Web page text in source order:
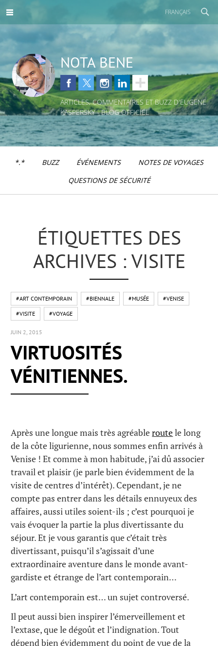
FRANÇAIS
NOTA BENE
ARTICLES, COMMENTAIRES ET BUZZ D'EUGENE
KASPERSKY - BLOG OFFICIEL
*.* BUZZ ÉVÉNEMENTS
NOTES DE VOYAGES
QUESTIONS DE SÉCURITÉ
ÉTIQUETTES DES
ARCHIVES : VISITE
#ART CONTEMPORAIN #BIENNALE #MUSÉE #VENISE
#VISITE #VOYAGE
JUIN 2, 2015
VIRTUOSITÉS
VÉNITIENNES.
Après une longue mais très agréableroutele long
de la côte ligurienne, nous sommes enfin arrivés à
Venise ! Et comme à mon habitude, j’ai dû associer
travail et plaisir (je parle bien évidemment de la
visite de centres d’intérêt). Cependant, je ne
compte pas entrer dans les détails ennuyeux des
affaires, aussi utiles soient-ils ; c’est pourquoi je
vais évoquer la partie la plus divertissante du
séjour. Et je vous garantis que c’était très
divertissant, puisqu’il s’agissait d’une
extraordinaire aventure dans le monde avant-
gardiste et étrange de l’art contemporain…
L’art contemporain est… un sujet controversé.
Il peut aussi bien inspirer l’émerveillement et
l’extase, que le dégoût et l’indignation. Tout
dépend bien évidemment du point de vue de la